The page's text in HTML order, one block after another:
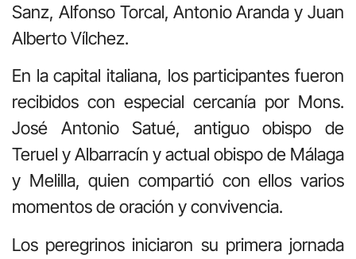
Sanz, Alfonso Torcal, Antonio Aranda y Juan
Alberto Vílchez.
En la capital italiana, los participantes fueron
recibidos con especial cercanía por Mons.
José Antonio Satué, antiguo obispo de
Teruel y Albarracín y actual obispo de Málaga
y Melilla, quien compartió con ellos varios
momentos de oración y convivencia.
Los peregrinos iniciaron su primera jornada